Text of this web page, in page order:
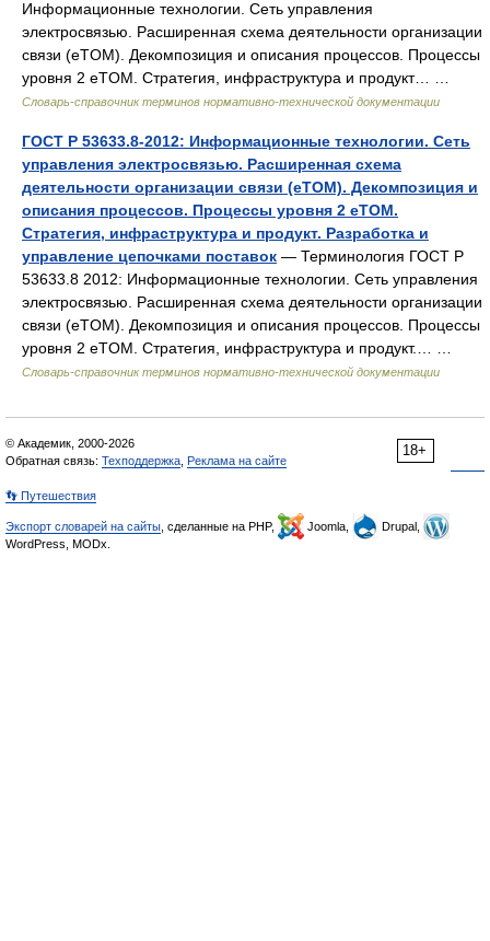
Информационные технологии. Сеть управления
электросвязью. Расширенная схема деятельности организации
связи (eTOM). Декомпозиция и описания процессов. Процессы
уровня 2 eTOM. Стратегия, инфраструктура и продукт… …
Словарь-справочник терминов нормативно-технической документации
ГОСТ Р 53633.8-2012: Информационные технологии. Сеть
управления электросвязью. Расширенная схема
деятельности организации связи (eTOM). Декомпозиция и
описания процессов. Процессы уровня 2 eTOM.
Стратегия, инфраструктура и продукт. Разработка и
управление цепочками поставок — Терминология ГОСТ Р
53633.8 2012: Информационные технологии. Сеть управления
электросвязью. Расширенная схема деятельности организации
связи (eTOM). Декомпозиция и описания процессов. Процессы
уровня 2 eTOM. Стратегия, инфраструктура и продукт.… …
Словарь-справочник терминов нормативно-технической документации
18+
© Академик, 2000-2026
Обратная связь: Техподдержка Реклама на сайте
👣 Путешествия
Экспорт словарей на сайты , сделанные на PHP, Joomla,
Drupal,
WordPress, MODx.